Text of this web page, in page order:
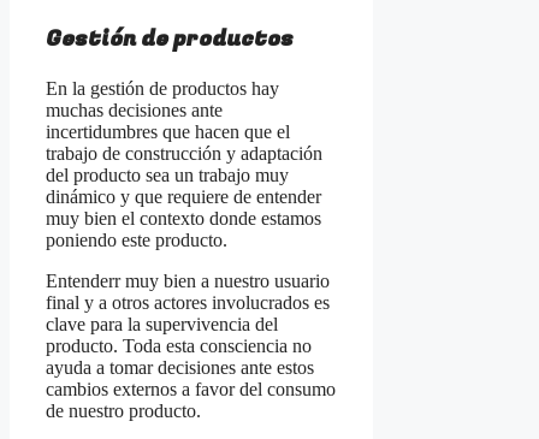
Gestión de productos
En la gestión de productos hay
muchas decisiones ante
incertidumbres que hacen que el
trabajo de construcción y adaptación
del producto sea un trabajo muy
dinámico y que requiere de entender
muy bien el contexto donde estamos
poniendo este producto.
Entenderr muy bien a nuestro usuario
final y a otros actores involucrados es
clave para la supervivencia del
producto. Toda esta consciencia no
ayuda a tomar decisiones ante estos
cambios externos a favor del consumo
de nuestro producto.